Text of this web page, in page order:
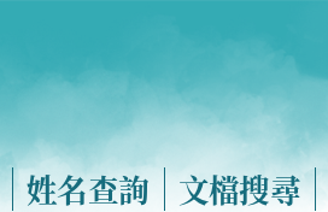
姓名查詢 文檔搜尋